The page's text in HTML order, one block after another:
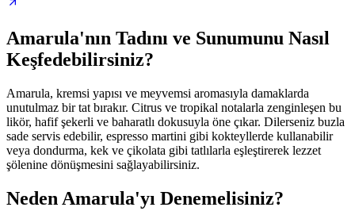
Amarula'nın Tadını ve Sunumunu Nasıl
Keşfedebilirsiniz?
Amarula, kremsi yapısı ve meyvemsi aromasıyla damaklarda
unutulmaz bir tat bırakır. Citrus ve tropikal notalarla zenginleşen bu
likör, hafif şekerli ve baharatlı dokusuyla öne çıkar. Dilerseniz buzla
sade servis edebilir, espresso martini gibi kokteyllerde kullanabilir
veya dondurma, kek ve çikolata gibi tatlılarla eşleştirerek lezzet
şölenine dönüşmesini sağlayabilirsiniz.
Neden Amarula'yı Denemelisiniz?